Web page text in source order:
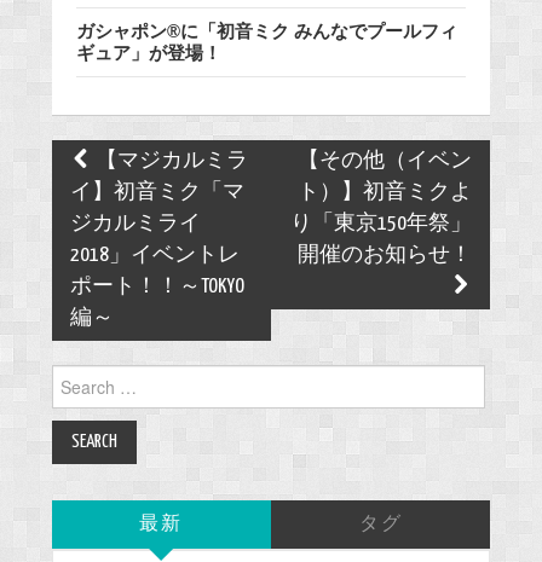
ガシャポン®に「初音ミク みんなでプールフィ
ギュア」が登場！
Post
navigation
【マジカルミラ
イ】初音ミク「マ
ジカルミライ
2018」イベントレ
ポート！！～TOKYO
編～
【その他（イベン
ト）】初音ミクよ
り「東京150年祭」
開催のお知らせ！
for:
最新 タグ